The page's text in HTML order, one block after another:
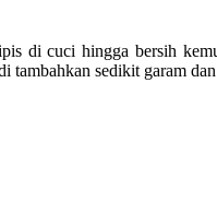
di cuci hingga bersih
tambahkan sedikit garam